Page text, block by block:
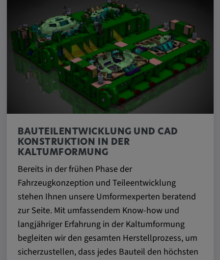
BAUTEILENTWICKLUNG UND CAD
KONSTRUKTION IN DER
KALTUMFORMUNG
Bereits in der frühen Phase der
Fahrzeugkonzeption und Teileentwicklung
stehen Ihnen unsere Umformexperten beratend
zur Seite. Mit umfassendem Know-how und
langjähriger Erfahrung in der Kaltumformung
begleiten wir den gesamten Herstellprozess, um
sicherzustellen, dass jedes Bauteil den höchsten
Anbieter:
matterport.com
Zweck:
Diese Cookies werden von einem
eingebetteten Drittanbieter-Tool gesetzt und
dienen der Analyse von
Benutzerinteraktionen, der Verfolgung des
Verhaltens auf verschiedenen Websites
und/oder der Bereitstellung personalisierter
Alle externe Medien
Name:
Externe Medien
Zweck:
Alle Cookies der Kategorie "Externe
Medien"